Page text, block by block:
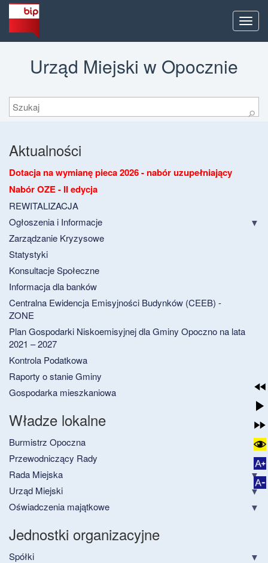
Menu
Urząd Miejski w Opocznie
Szukaj
⚲
Aktualności
Dotacja na wymianę pieca 2026 - nabór uzupełniający
Nabór OZE - II edycja
REWITALIZACJA
Ogłoszenia i Informacje
Zarządzanie Kryzysowe
Statystyki
Konsultacje Społeczne
Informacja dla banków
Centralna Ewidencja Emisyjności Budynków (CEEB) -
ZONE
Plan Gospodarki Niskoemisyjnej dla Gminy Opoczno na lata
2021 – 2027
Kontrola Podatkowa
Raporty o stanie Gminy
Gospodarka mieszkaniowa
Władze lokalne
Burmistrz Opoczna
Przewodniczący Rady
Rada Miejska
Urząd Miejski
Oświadczenia majątkowe
Jednostki organizacyjne
Spółki